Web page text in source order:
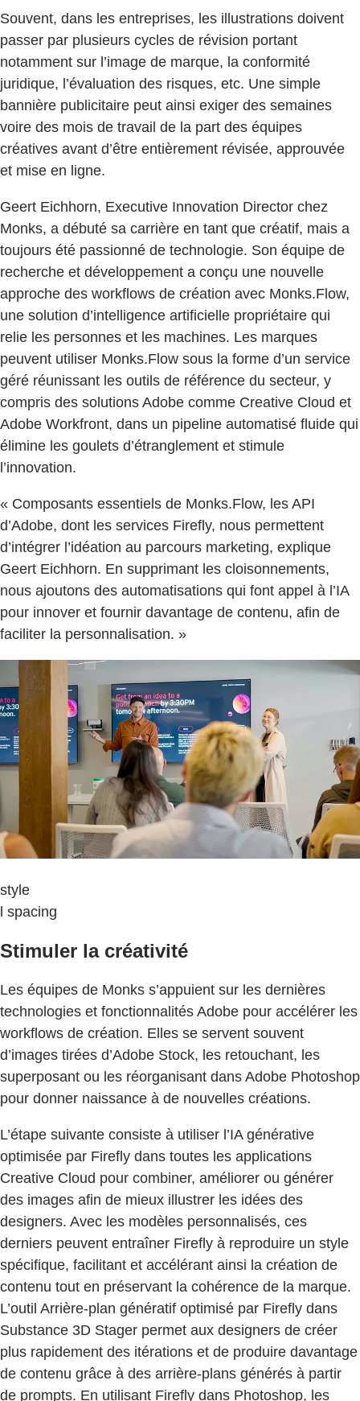
Souvent, dans les entreprises, les illustrations doivent
passer par plusieurs cycles de révision portant
notamment sur l’image de marque, la conformité
juridique, l’évaluation des risques, etc. Une simple
bannière publicitaire peut ainsi exiger des semaines
voire des mois de travail de la part des équipes
créatives avant d’être entièrement révisée, approuvée
et mise en ligne.
Geert Eichhorn, Executive Innovation Director chez
Monks, a débuté sa carrière en tant que créatif, mais a
toujours été passionné de technologie. Son équipe de
recherche et développement a conçu une nouvelle
approche des workflows de création avec Monks.Flow,
une solution d’intelligence artificielle propriétaire qui
relie les personnes et les machines. Les marques
peuvent utiliser Monks.Flow sous la forme d’un service
géré réunissant les outils de référence du secteur, y
compris des solutions Adobe comme Creative Cloud et
Adobe Workfront, dans un pipeline automatisé fluide qui
élimine les goulets d’étranglement et stimule
l’innovation.
« Composants essentiels de Monks.Flow, les API
d’Adobe, dont les services Firefly, nous permettent
d’intégrer l’idéation au parcours marketing, explique
Geert Eichhorn. En supprimant les cloisonnements,
nous ajoutons des automatisations qui font appel à l’IA
pour innover et fournir davantage de contenu, afin de
faciliter la personnalisation. »
style
l spacing
Stimuler la créativité
Les équipes de Monks s’appuient sur les dernières
technologies et fonctionnalités Adobe pour accélérer les
workflows de création. Elles se servent souvent
d’images tirées d’Adobe Stock, les retouchant, les
superposant ou les réorganisant dans Adobe Photoshop
pour donner naissance à de nouvelles créations.
L’étape suivante consiste à utiliser l’IA générative
optimisée par Firefly dans toutes les applications
Creative Cloud pour combiner, améliorer ou générer
des images afin de mieux illustrer les idées des
designers. Avec les modèles personnalisés, ces
derniers peuvent entraîner Firefly à reproduire un style
spécifique, facilitant et accélérant ainsi la création de
contenu tout en préservant la cohérence de la marque.
L’outil Arrière-plan génératif optimisé par Firefly dans
Substance 3D Stager permet aux designers de créer
plus rapidement des itérations et de produire davantage
de contenu grâce à des arrière-plans générés à partir
de prompts. En utilisant Firefly dans Photoshop, les